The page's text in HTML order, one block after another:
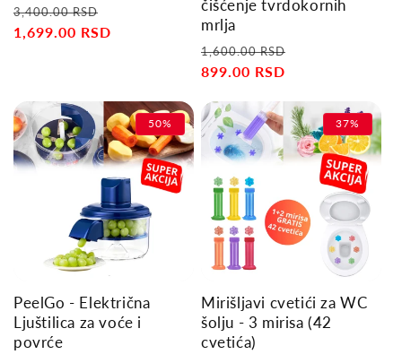
Regular
price
3,400.00 RSD
price
1,699.00 RSD
čišćenje tvrdokornih
mrlja
Regular
price
1,600.00 RSD
899.00 RSD
50%
PeelGo - Električna
Ljuštilica za voće i
povrće
37%
Mirišljavi cvetići za WC
šolju - 3 mirisa (42
cvetića)